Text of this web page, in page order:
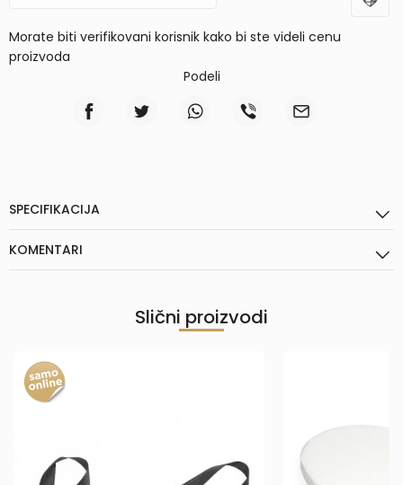
Morate biti verifikovani korisnik kako bi ste videli cenu
proizvoda
Podeli
SPECIFIKACIJA
KOMENTARI
Slični proizvodi